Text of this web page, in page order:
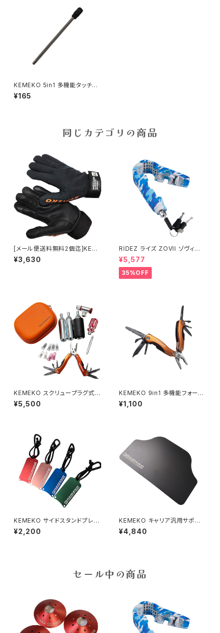
KEMEKO 5in1 多機能タッチペ
ン用 ボールぺン替え芯 1個
¥165
同じカテゴリの商品
[メール便送料無料2個迄]KEM
EKO アウトドアグローブ OAT
グローブ 耐熱＆耐切創素材 ア
¥3,630
RIDEZ ライズ ZOVII ゾヴィー
アラームグリップロック ZHL 盗
難防止警報付きバイクロック
¥5,577
35%OFF
KEMEKO スクリュープラグ式チ
ューブレスタイヤパンク修理キッ
ト
¥5,500
KEMEKO 9in1 多機能フォール
ディング ミニプライヤー
¥1,100
KEMEKO サイドスタンドプレー
トST
¥2,200
KEMEKO キャリア汎用サポート
プレート
¥4,840
セール中の商品